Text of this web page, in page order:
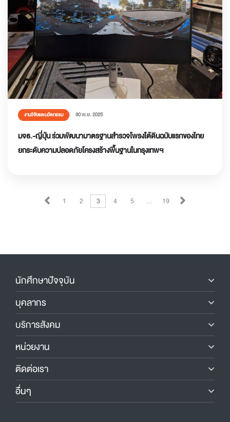
งานวิจัยและนวัตกรรม 30 พ.ย. 2025
มจธ.-ญี่ปุ่น ร่วมพัฒนามาตรฐานสำรวจโพรงใต้ดินฉบับแรกของไทย
ยกระดับความปลอดภัยโครงสร้างพื้นฐานในกรุงเทพฯ
1 2 3 4 5 … 19
นักศึกษาปัจจุบัน
บุคลากร
บริการสังคม
หน่วยงาน
ติดต่อเรา
อื่นๆ